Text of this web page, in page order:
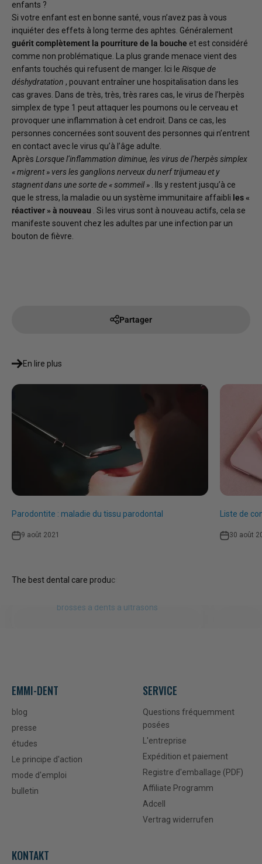
enfants ?
Si votre enfant est en bonne santé, vous n’avez pas à vous
inquiéter des effets à long terme des aphtes. Généralement
guérit complètement la pourriture de la bouche et est considéré
comme non problématique. La plus grande menace vient des
enfants touchés qui refusent de manger. Ici le Risque de
déshydratation , pouvant entraîner une hospitalisation dans les
cas graves. Dans de très, très, très rares cas, le virus de l’herpès
simplex de type 1 peut attaquer les poumons ou le cerveau et
provoquer une inflammation à cet endroit. Dans ce cas, les
personnes concernées sont souvent des personnes qui n’entrent
en contact avec le virus qu’à l’âge adulte.
Après Lorsque l’inflammation diminue, les virus de l’herpès simplex
« migrent » vers les ganglions nerveux du nerf trijumeau et y
stagnent dans une sorte de « sommeil » . Ils y restent jusqu’à ce
que le stress, la maladie ou un système immunitaire affaibli les «
réactiver » à nouveau . Si les virus sont à nouveau actifs, cela se
manifeste souvent chez les adultes par une infection par un
bouton de fièvre.
Partager
En lire plus
Parodontite : maladie du tissu parodontal
9 août 2021
Liste de
30 août
brosses à dents à ultrasons
EMMI-DENT
blog
presse
études
Le principe d'action
mode d'emploi
bulletin
SERVICE
Questions fréquemment
posées
L'entreprise
Expédition et paiement
Registre d'emballage (PDF)
Affiliate Programm
Adcell
Vertrag widerrufen
KONTAKT